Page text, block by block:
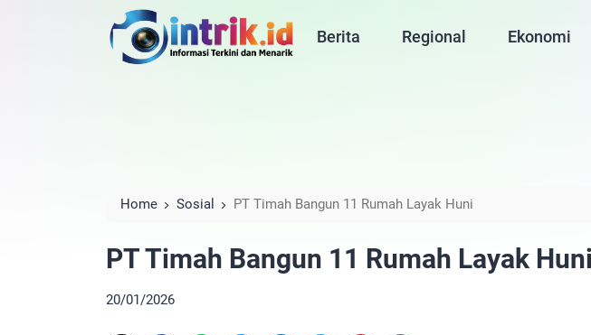
Berita Regional Ekonomi
Home Sosial PT Timah Bangun 11 Rumah Layak Huni
PT Timah Bangun 11 Rumah Layak Huni
20/01/2026